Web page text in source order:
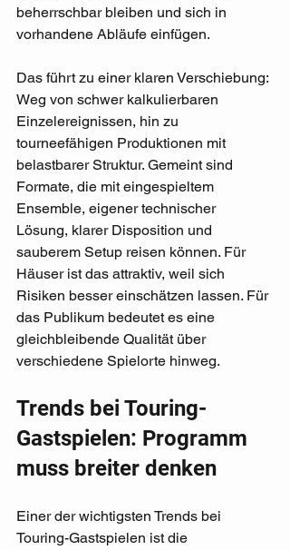
beherrschbar bleiben und sich in
vorhandene Abläufe einfügen.
Das führt zu einer klaren Verschiebung:
Weg von schwer kalkulierbaren
Einzelereignissen, hin zu
tourneefähigen Produktionen mit
belastbarer Struktur. Gemeint sind
Formate, die mit eingespieltem
Ensemble, eigener technischer
Lösung, klarer Disposition und
sauberem Setup reisen können. Für
Häuser ist das attraktiv, weil sich
Risiken besser einschätzen lassen. Für
das Publikum bedeutet es eine
gleichbleibende Qualität über
verschiedene Spielorte hinweg.
Trends bei Touring-
Gastspielen: Programm
muss breiter denken
Einer der wichtigsten Trends bei
Touring-Gastspielen ist die